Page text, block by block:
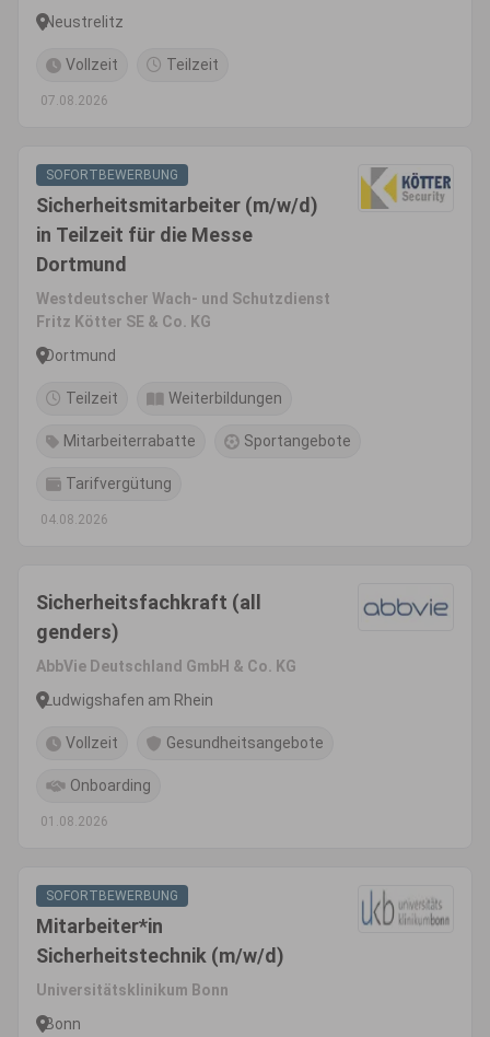
Neustrelitz
Vollzeit Teilzeit
07.08.2026
SOFORTBEWERBUNG
Sicherheitsmitarbeiter (m/w/d)
in Teilzeit für die Messe
Dortmund
Westdeutscher Wach- und Schutzdienst
Fritz Kötter SE & Co. KG
Dortmund
Teilzeit Weiterbildungen
Mitarbeiterrabatte Sportangebote
Tarifvergütung
04.08.2026
Sicherheitsfachkraft (all
genders)
AbbVie Deutschland GmbH & Co. KG
Ludwigshafen am Rhein
Vollzeit Gesundheitsangebote
Onboarding
01.08.2026
SOFORTBEWERBUNG
Mitarbeiter*in
Sicherheitstechnik (m/w/d)
Universitätsklinikum Bonn
Bonn